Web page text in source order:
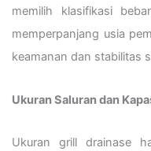
memilih klasifikasi
memperpanjang usia
keamanan dan stabilitas
Ukuran Saluran dan
Ukuran grill drainase